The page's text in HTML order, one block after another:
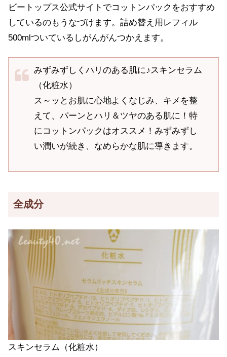
ビートップス公式サイトでコットンパックをおすすめ
しているのもうなづけます。詰め替え用レフィル
500mlついているしがんがんつかえます。
みずみずしくハリのある肌に♪スキンセラム
（化粧水）
ス～ッとお肌に心地よくなじみ、キメを整
えて、パーンとハリ＆ツヤのある肌に！特
にコットンパックはオススメ！みずみずし
い潤いが続き、なめらかな肌に導きます。
全成分
スキンセラム（化粧水）